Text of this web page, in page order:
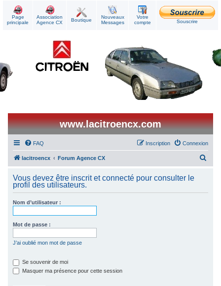
Page
principale
Association
Agence CX
Boutique
Nouveaux
Messages
Votre
compte
Souscrire
www.lacitroencx.com
FAQ Connexion
Inscription
lacitroencx Forum Agence CX
h
Vous devez être inscrit et connecté pour consulter le
profil des utilisateurs.
Nom d’utilisateur :
Mot de passe :
J’ai oublié mon mot de passe
Se souvenir de moi
Masquer ma présence pour cette session